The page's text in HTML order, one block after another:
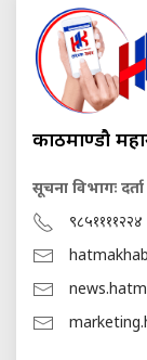
काठमाण्डौ
सूचना विभागः
९८५११११२२४